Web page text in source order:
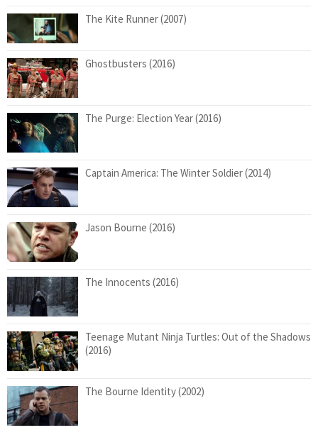
The Kite Runner (2007)
Ghostbusters (2016)
The Purge: Election Year (2016)
Captain America: The Winter Soldier (2014)
Jason Bourne (2016)
The Innocents (2016)
Teenage Mutant Ninja Turtles: Out of the Shadows
(2016)
The Bourne Identity (2002)